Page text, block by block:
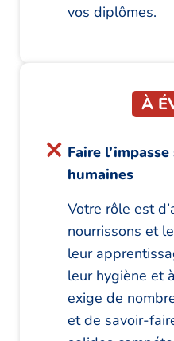
vos diplômes.
À
Faire
humaines
Votre rôle est
nourrissons et
leur
leur hygiène et
exige de
et de savoir-